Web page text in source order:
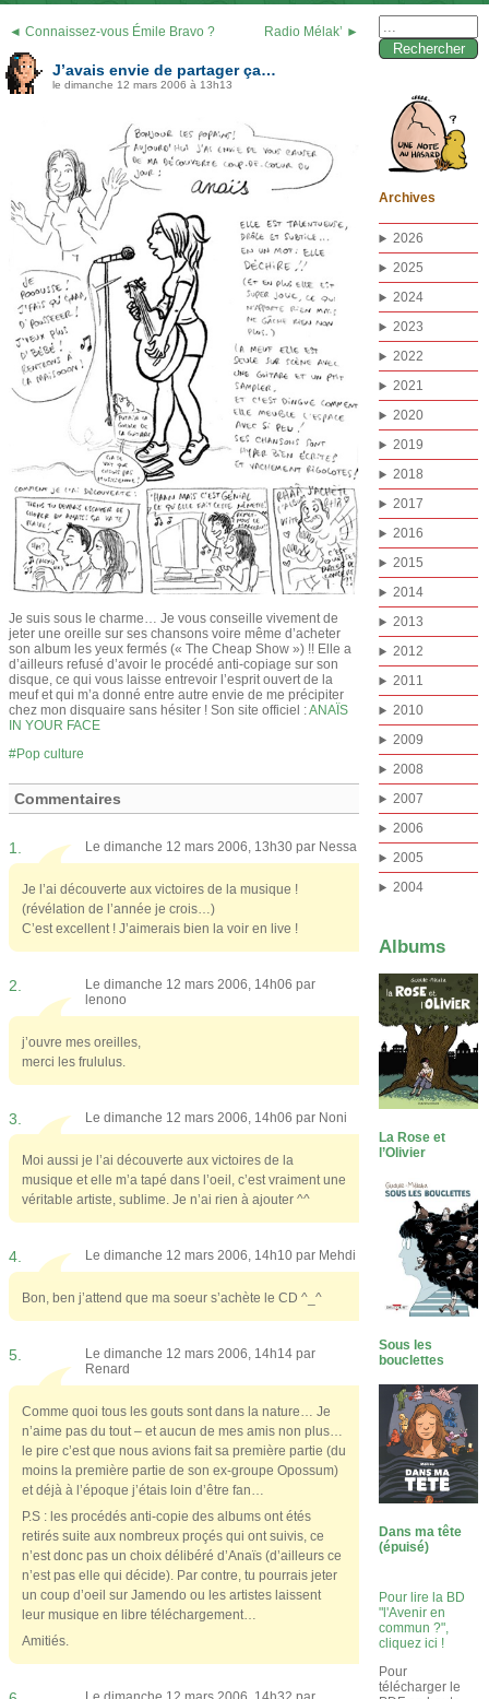
◄ Connaissez-vous Émile Bravo ? Radio Mélak’ ►
J’avais envie de partager ça…
le dimanche 12 mars 2006 à 13h13
Je suis sous le charme… Je vous conseille vivement de
jeter une oreille sur ses chansons voire même d’acheter
son album les yeux fermés (« The Cheap Show ») !! Elle a
d’ailleurs refusé d’avoir le procédé anti-copiage sur son
disque, ce qui vous laisse entrevoir l’esprit ouvert de la
meuf et qui m’a donné entre autre envie de me précipiter
chez mon disquaire sans hésiter ! Son site officiel :ANAÏS
IN YOUR FACE
Pop culture
Commentaires
1. Le dimanche 12 mars 2006, 13h30 par Nessa
Je l’ai découverte aux victoires de la musique !
(révélation de l’année je crois…)
C’est excellent ! J’aimerais bien la voir en live !
2.
Le dimanche 12 mars 2006, 14h06 par
lenono
j’ouvre mes oreilles,
merci les frululus.
3. Le dimanche 12 mars 2006, 14h06 par Noni
Moi aussi je l’ai découverte aux victoires de la
musique et elle m’a tapé dans l’oeil, c’est vraiment une
véritable artiste, sublime. Je n’ai rien à ajouter ^^
4. Le dimanche 12 mars 2006, 14h10 par Mehdi
Bon, ben j’attend que ma soeur s’achète le CD ^_^
5.
Le dimanche 12 mars 2006, 14h14 par
Renard
Comme quoi tous les gouts sont dans la nature… Je
n’aime pas du tout – et aucun de mes amis non plus…
le pire c’est que nous avions fait sa première partie (du
moins la première partie de son ex-groupe Opossum)
et déjà à l’époque j’étais loin d’être fan…
P.S : les procédés anti-copie des albums ont étés
retirés suite aux nombreux proçés qui ont suivis, ce
n’est donc pas un choix délibéré d’Anaïs (d’ailleurs ce
n’est pas elle qui décide). Par contre, tu pourrais jeter
un coup d’oeil sur Jamendo ou les artistes laissent
leur musique en libre téléchargement…
Amitiés.
Archives
2026
2025
2024
2023
2022
2021
2020
2019
2018
2017
2016
2015
2014
2013
2012
2011
2010
2009
2008
2007
2006
2005
2004
Albums
La Rose et
l’Olivier
Sous les
bouclettes
Dans ma tête
(épuisé)
Pour lire la BD
"l'Avenir en
commun ?",
cliquez ici !
Pour
télécharger le